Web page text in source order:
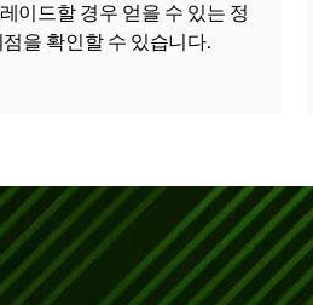
이드할 경우 얻을 수 있는 정
을 확인할 수 있습니다.